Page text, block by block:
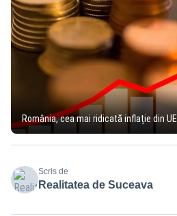
România, cea mai ridicată inflație din UE
Scris de
Realitatea de Suceava